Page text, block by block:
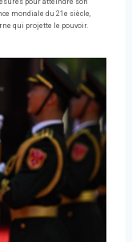
pour atteindre son
mondiale du 21e siècle,
qui projette le pouvoir.